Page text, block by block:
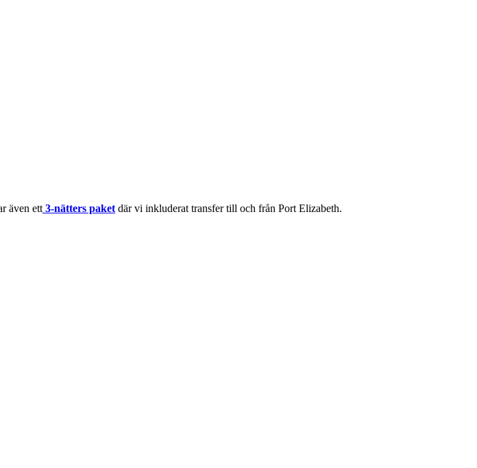
även ett 3-nätters paket där vi inkluderat transfer till och från Port Elizabeth.